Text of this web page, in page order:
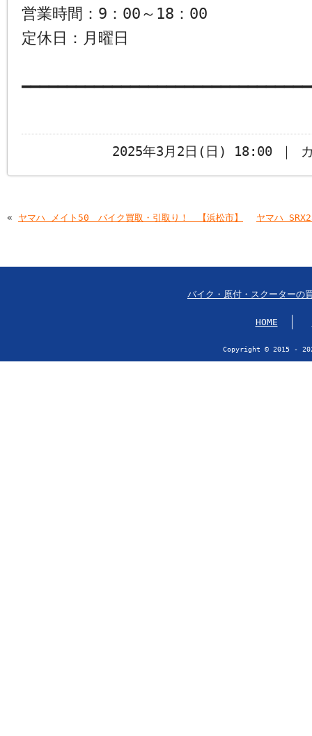
営業時間：9：00～18：00
定休日：月曜日
2025年3月2日(日) 18:00 ｜ カ
« ヤマハ メイト50 バイク買取・引取り！ 【浜松市】 ヤマハ
バイク・原付・スクーターの
HOME
Copyright © 2015 -